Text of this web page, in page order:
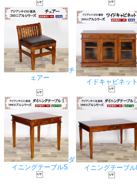
チ
ェアー
イドキャビネット
ダ
イニングテーブルS
イニングテーブルL